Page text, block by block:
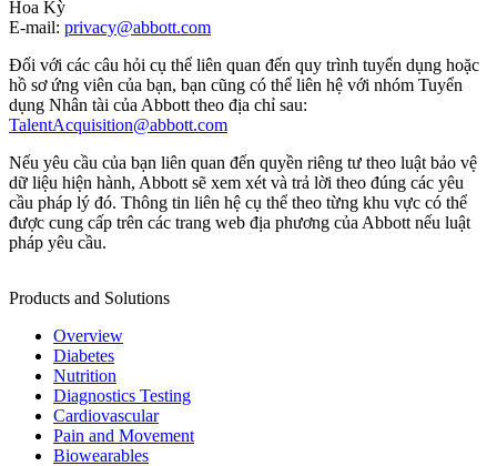
Hoa Kỳ
E-mail: privacy@abbott.com
Đối với các câu hỏi cụ thể liên quan đến quy trình tuyển dụng hoặc
hồ sơ ứng viên của bạn, bạn cũng có thể liên hệ với nhóm Tuyển
dụng Nhân tài của Abbott theo địa chỉ sau:
TalentAcquisition@abbott.com
Nếu yêu cầu của bạn liên quan đến quyền riêng tư theo luật bảo vệ
dữ liệu hiện hành, Abbott sẽ xem xét và trả lời theo đúng các yêu
cầu pháp lý đó. Thông tin liên hệ cụ thể theo từng khu vực có thể
được cung cấp trên các trang web địa phương của Abbott nếu luật
pháp yêu cầu.
Products and Solutions
Overview
Diabetes
Nutrition
Diagnostics Testing
Cardiovascular
Pain and Movement
Biowearables